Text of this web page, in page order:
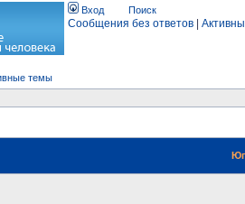
Вход Поиск
Сообщения без ответов
темы